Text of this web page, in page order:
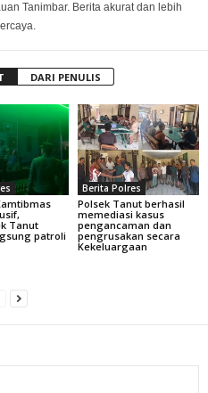
Tanimbar. Berita akurat dan lebih
DARI PENULIS
Tanut
patroli
Berita Polres
Polsek Tanut berhasil
memediasi kasus
pengancaman dan
pengrusakan secara
Kekeluargaan